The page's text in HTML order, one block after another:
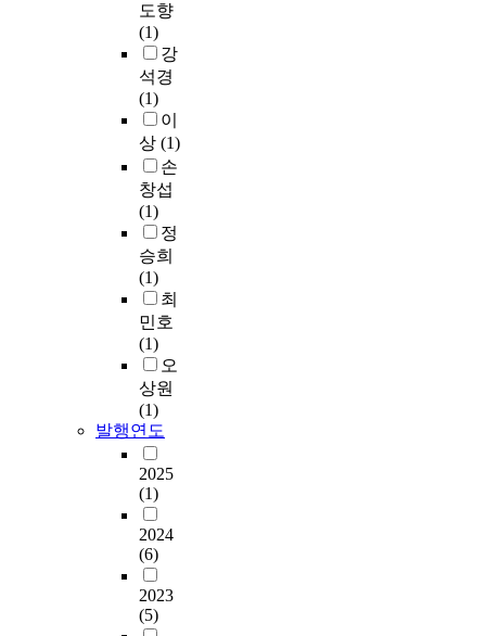
도향
(1)
강
석경
(1)
이
상 (1)
손
창섭
(1)
정
승희
(1)
최
민호
(1)
오
상원
(1)
발행연도
2025
(1)
2024
(6)
2023
(5)